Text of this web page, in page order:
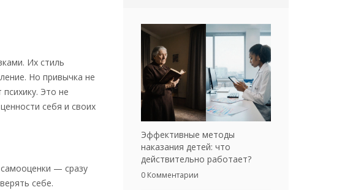
Их стиль
Но привычка не
Это не
себя и своих
— сразу
себе.
Эффективные методы
наказания детей: что
действительно работает?
0 Комментарии